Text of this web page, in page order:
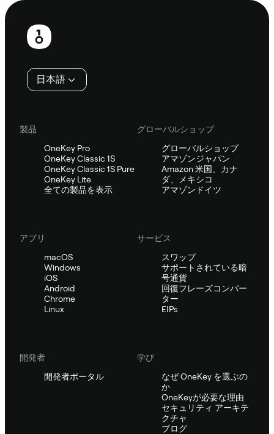
フ
日本語
製品
OneKey Pro
OneKey Classic 1S
OneKey Classic 1S Pure
OneKey Lite
全ての製品を表示
グローバルショップ
グローバルショップ
アマゾンジャパン
Amazon 米国、カナ
ダ、メキシコ
アマゾンドイツ
アプリ
macOS
Windows
iOS
Android
Chrome
Linux
サービス
スワップ
サポートされている暗
号通貨
回復フレーズコンバー
ター
EIPs
開発者
開発者ポータル
学び
なぜ OneKey を選ぶの
か
OneKeyが必要な理由
セキュリティ アーキテ
クチャ
ブログ